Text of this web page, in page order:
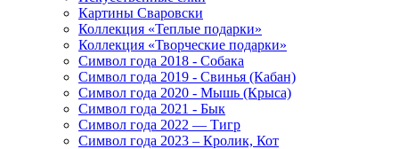
Картины Сваровски
Коллекция «Теплые подарки»
Коллекция «Творческие подарки»
Символ года 2018 - Собака
Символ года 2019 - Свинья (Кабан)
Символ года 2020 - Мышь (Крыса)
Символ года 2021 - Бык
Символ года 2022 — Тигр
Символ года 2023 – Кролик, Кот